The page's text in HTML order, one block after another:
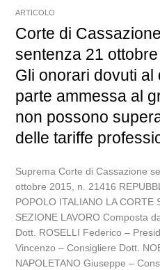
ARTICOLO
Corte di
sentenza 21
Gli onorari dovuti al
parte ammessa al
non possono
delle tariffe
Suprema Corte di Cassazione
ottobre 2015, n. 21416
POPOLO ITALIANO LA CORTE
SEZIONE LAVORO Composta
Dott. ROSELLI Federico –
Vincenzo – Consigliere Dott.
NAPOLETANO Giuseppe –